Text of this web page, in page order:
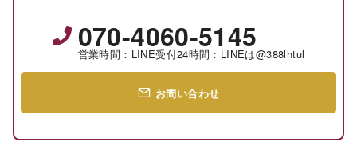
070-4060-5145
営業時間：LINE受付24時間：LINEは@388lhtul
お問い合わせ